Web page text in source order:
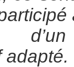
d’un
adapté.